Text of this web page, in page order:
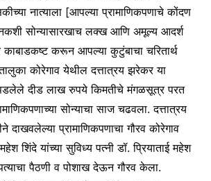
नात्याला [आपल्या प्रामाणिकपणाचे कोंदण
सोन्यासारखाच लक्ख आणि अमूल्य आदर्श
काबाडकष्ट करून आपल्या कुटुंबाचा चरितार्थ
कोरेगाव येथील दत्तात्रय झरेकर या
दीड लाख रुपये किमतीचे मंगळसूत्र परत
सोन्याचा साज चढवला. दत्तात्रय
दाखवलेल्या प्रामाणिकपणाचा गौरव कोरेगाव
शिंदे यांच्या सुविध्य पत्नी डॉ. प्रियाताई महेश
पैठणी व पोशाख देऊन गौरव केला.